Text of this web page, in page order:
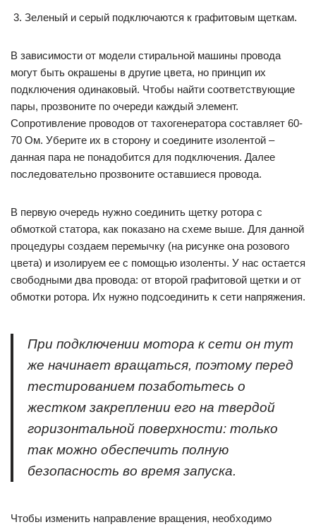
Зеленый и серый подключаются к графитовым щеткам.
В зависимости от модели стиральной машины провода
могут быть окрашены в другие цвета, но принцип их
подключения одинаковый. Чтобы найти соответствующие
пары, прозвоните по очереди каждый элемент.
Сопротивление проводов от тахогенератора составляет 60-
70 Ом. Уберите их в сторону и соедините изолентой –
данная пара не понадобится для подключения. Далее
последовательно прозвоните оставшиеся провода.
В первую очередь нужно соединить щетку ротора с
обмоткой статора, как показано на схеме выше. Для данной
процедуры создаем перемычку (на рисунке она розового
цвета) и изолируем ее с помощью изоленты. У нас остается
свободными два провода: от второй графитовой щетки и от
обмотки ротора. Их нужно подсоединить к сети напряжения.
При подключении мотора к сети он тут
же начинает вращаться, поэтому перед
тестированием позаботьтесь о
жестком закреплении его на твердой
горизонтальной поверхности: только
так можно обеспечить полную
безопасность во время запуска.
Чтобы изменить направление вращения, необходимо